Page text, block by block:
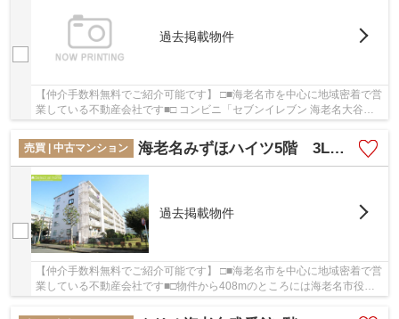
過去掲載物件
【仲介手数料無料でご紹介可能です】 □■海老名市を中心に地域密着で営
業している不動産会社です■□ コンビニ「セブンイレブン 海老名大谷
売買 | 中古マンション
海老名みずほハイツ5階 3LDK リフォーム済マンション【仲介手数料無料】
過去掲載物件
【仲介手数料無料でご紹介可能です】 □■海老名市を中心に地域密着で営
業している不動産会社です■□物件から408mのところには海老名市役所
があります。中古ながらも綺麗な室内と魅力的な...